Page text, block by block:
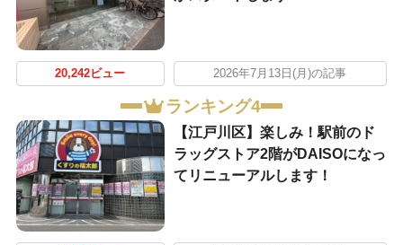
20,242ビュー 2026年7月13日(月)の記事
ランキング4
【江戸川区】楽しみ！駅前のド
ラッグストア2階がDAISOになっ
てリニューアルします！